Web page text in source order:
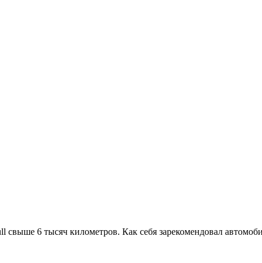
6 тысяч километров. Как себя зарекомендовал